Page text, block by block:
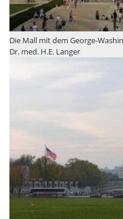
Die Mall mit dem George-
Dr. med. H.E. Langer